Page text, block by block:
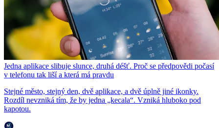
Jedna aplikace slibuje slunce, druhá déšť. Proč se předpovědi počasí
v telefonu tak liší a která má pravdu
Stejné město, stejný den, dvě aplikace, a dvě úplně jiné ikonky.
Rozdíl nevzniká tím, že by jedna „kecala“. Vzniká hluboko pod
kapotou.